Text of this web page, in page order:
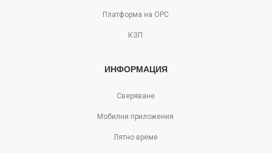
Платформа на ОРС
КЗП
ИНФОРМАЦИЯ
Сверяване
Мобилни приложения
Лятно време